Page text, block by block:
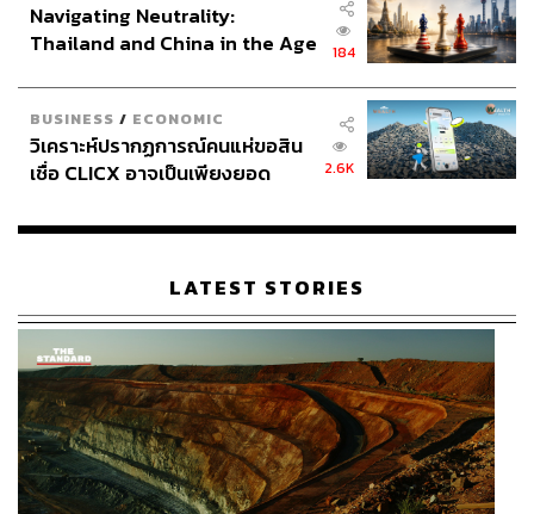
Navigating Neutrality:
Thailand and China in the Age
184
BUSINESS / ECONOMIC
วิเคราะห์ปรากฏการณ์คนแห่ขอสิน
เชื่อ CLICX อาจเป็นเพียงยอด
เรือนไทยที่ถูกซุกไว้
2.6K
LATEST STORIES